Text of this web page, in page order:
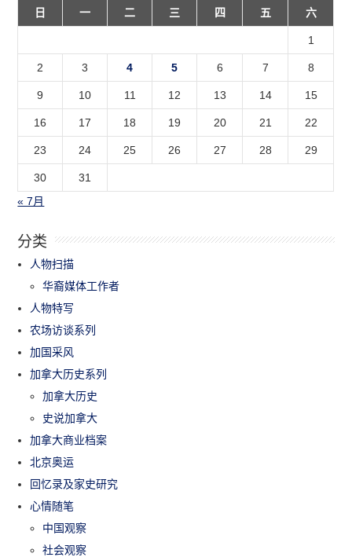
日
一 二 三 四 五 六
1
2 3 4 5 6 7 8
9 10 11 12 13 14 15
16 17 18 19 20 21 22
23 24 25 26 27 28 29
30
31
« 7月
分类
人物扫描
华裔媒体工作者
人物特写
农场访谈系列
加国采风
加拿大历史系列
加拿大历史
史说加拿大
加拿大商业档案
北京奥运
回忆录及家史研究
心情随笔
中国观察
社会观察